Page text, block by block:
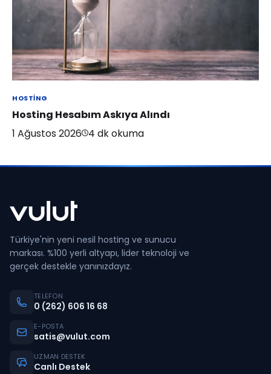
HOSTING
Hosting Hesabım Askıya Alındı
1 Ağustos 2026 4 dk okuma
Türkiye'nin yeni nesil hosting ve sunucu
markası. %100 yerli altyapı, lider teknoloji ve
gerçek destekle yanınızdayız.
TELEFON
0 (262) 606 16 68
E-POSTA
satis@vulut.com
UZMAN DESTEK
Canlı Destek